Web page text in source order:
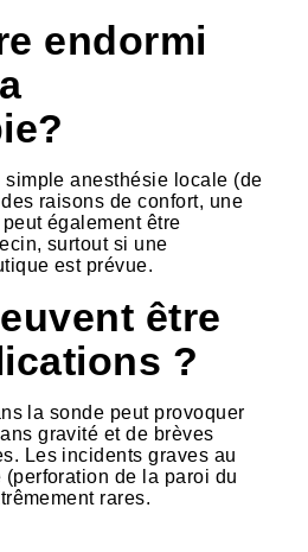
endormi
simple anesthésie locale (de
raisons de confort, une
également être
surtout si une
est prévue.
être
?
la sonde peut provoquer
gravité et de brèves
Les incidents graves au
de la paroi du
rares.